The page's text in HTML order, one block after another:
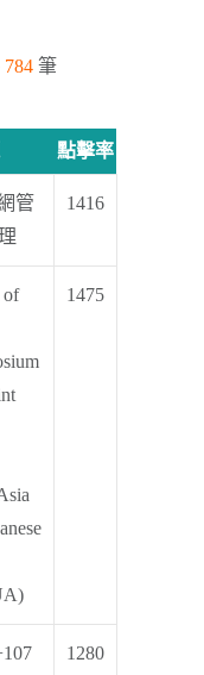
784 筆
點擊率
管
1416
of
1475
1280